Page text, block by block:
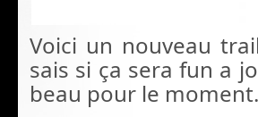
Voici un nouveau
sais si ça sera fun a
beau pour le moment.